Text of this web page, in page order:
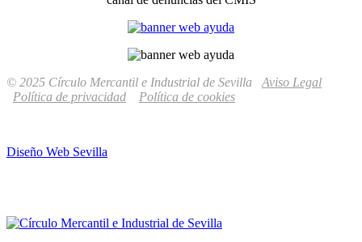
© 2025 Círculo Mercantil e Industrial de Sevilla Aviso Legal
Política de privacidad
Política de cookies
Diseño Web Sevilla